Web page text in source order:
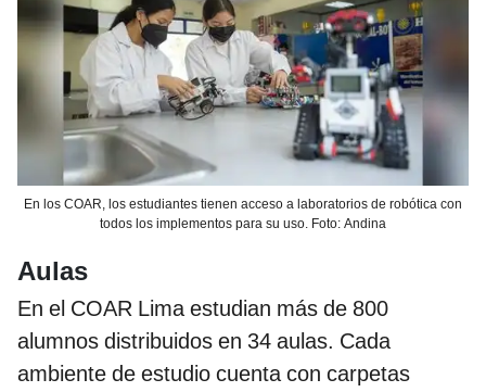
En los COAR, los estudiantes tienen acceso a laboratorios de robótica con
todos los implementos para su uso. Foto: Andina
Aulas
En el COAR Lima estudian más de 800
alumnos distribuidos en 34 aulas. Cada
ambiente de estudio cuenta con carpetas